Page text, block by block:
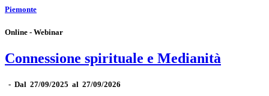
Piemonte
Online - Webinar
Connessione spirituale e Medianità
- Dal 27/09/2025 al 27/09/2026